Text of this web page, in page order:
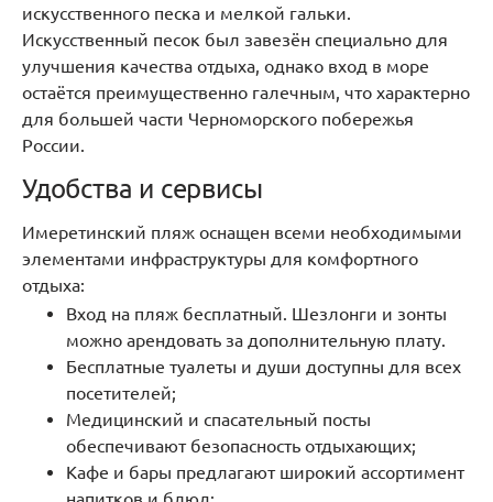
искусственного песка и мелкой гальки.
Искусственный песок был завезён специально для
улучшения качества отдыха, однако вход в море
остаётся преимущественно галечным, что характерно
для большей части Черноморского побережья
России.
Удобства и сервисы
Имеретинский пляж оснащен всеми необходимыми
элементами инфраструктуры для комфортного
отдыха:
Вход на пляж бесплатный. Шезлонги и зонты
можно арендовать за дополнительную плату.
Бесплатные туалеты и души доступны для всех
посетителей;
Медицинский и спасательный посты
обеспечивают безопасность отдыхающих;
Кафе и бары предлагают широкий ассортимент